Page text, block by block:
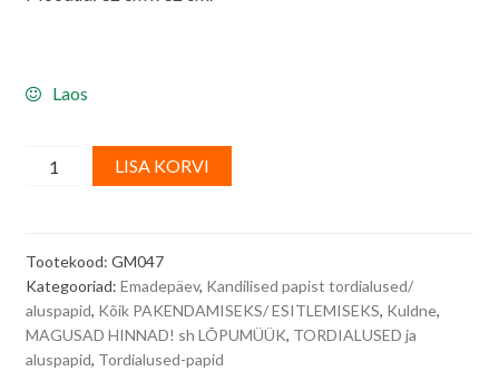
Laos
Kuldne
aluspapp
-
32
x
LISA KORVI
a
Tootekood: GM047
Kategooriad: Emadepäev, Kandilised papist tordialused/
aluspapid, Kõik PAKENDAMISEKS/ ESITLEMISEKS, Kuldne,
MAGUSAD HINNAD! sh LÕPUMÜÜK, TORDIALUSED ja
aluspapid, Tordialused-papid